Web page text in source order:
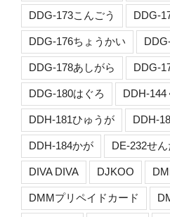
DDG-173こんごう DDG-
DDG-176ちょうかい
DDG-178あしがら DDG-
DDG-180はぐろ DDH-144
DDH-181ひゅうが DDH-
DDH-184かが DE-232せん
DIVA DIVA DJKOO
DMMプリペイドカード